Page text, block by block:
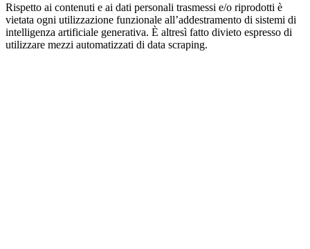
Rispetto ai contenuti e ai dati personali trasmessi e/o riprodotti è
vietata ogni utilizzazione funzionale all’addestramento di sistemi di
intelligenza artificiale generativa. È altresì fatto divieto espresso di
utilizzare mezzi automatizzati di data scraping.